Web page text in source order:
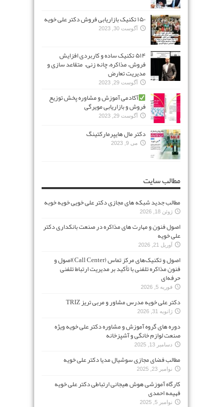
۱۵۰ تکنیک بازاریابی فروش دکتر علی خویه
آگوست 30, 2023
۵۱۴ تکنیک ساده و کاربردی افزایش
فروش، مذاکره، چانه زنی، متقاعد سازی و
مدیریت تعارض
آگوست 29, 2023
آکادمی آموزش و مشاوره پخش توزیع
فروش و بازاریابی مویرگی
آگوست 29, 2023
دکتر مال هایپرمارکتینگ
می 9, 2023
مطالب سایت
مطالب جدید شبکه های مجازی دکتر علی خویی خویه خوبه
ژوئن 18, 2026
اصول فنون و مهارت های مذاکره در صنعت بانکداری دکتر
علی خویه
آوریل 21, 2026
اصول و تکنیک‌های مرکز تماس (Call Center)اصول و
فنون مذاکره تلفنی با تأکید بر مدیریت ارتباط تلفنی
حرفه‌ای
فوریه 5, 2026
دکتر علی خویه مدرس مشاور و مربی تریز TRIZ
ژانویه 31, 2026
دوره های گروه آموزش و مشاوره دکتر علی خویه ویژه
صنعت لوازم خانگی و آشپزخانه
دسامبر 13, 2025
مطالب فضای مجازی سوشیال مدیا دکتر علی خویه
نوامبر 23, 2025
کارگاه آموزشی هوش هیجانی ارتباطی دکتر علی خویه
فهیمه احمدی
نوامبر 5, 2025